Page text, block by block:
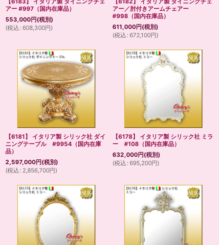
アー #997（国内在庫品）
553,000円(税別)
(税込 : 608,300円)
アー／肘付きアームチェアー
#998（国内在庫品）
611,000円(税別)
(税込 : 672,100円)
【6181】 イタリア製 シリック社 ダイ
ニングテーブル #9954（国内在庫
品）
2,597,000円(税別)
(税込 : 2,856,700円)
【6178】 イタリア製 シリック社 ミラ
ー #108（国内在庫品）
632,000円(税別)
(税込 : 695,200円)